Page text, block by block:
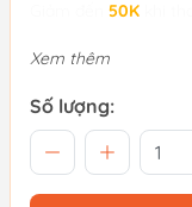
50K
Xem thêm
Số lượng: